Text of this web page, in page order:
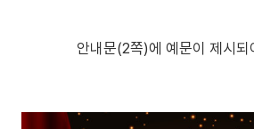
안내문(2쪽)에 예문이 제시되